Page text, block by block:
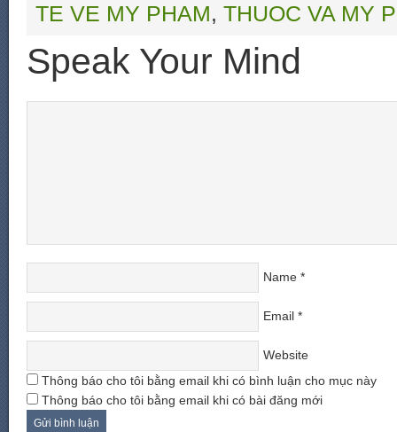
TE VE MY PHAM, THUOC VA MY
Speak Your Mind
Name *
Email *
Website
Thông báo cho tôi bằng email khi có bình luận cho mục này
Thông báo cho tôi bằng email khi có bài đăng mới